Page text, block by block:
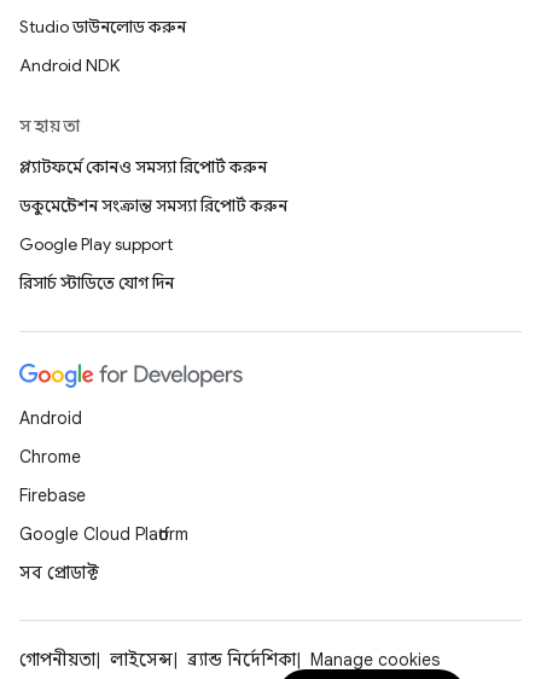
Studio ডাউনলোড করুন
Android NDK
সহায়তা
প্ল্যাটফর্মে কোনও সমস্যা রিপোর্ট করুন
ডকুমেন্টেশন সংক্রান্ত সমস্যা রিপোর্ট করুন
Google Play support
রিসার্চ স্টাডিতে যোগ দিন
Android
Chrome
Firebase
Google Cloud Platform
সব প্রোডাক্ট
গোপনীয়তা লাইসেন্স ব্র্যান্ড নির্দেশিকা Manage cookies